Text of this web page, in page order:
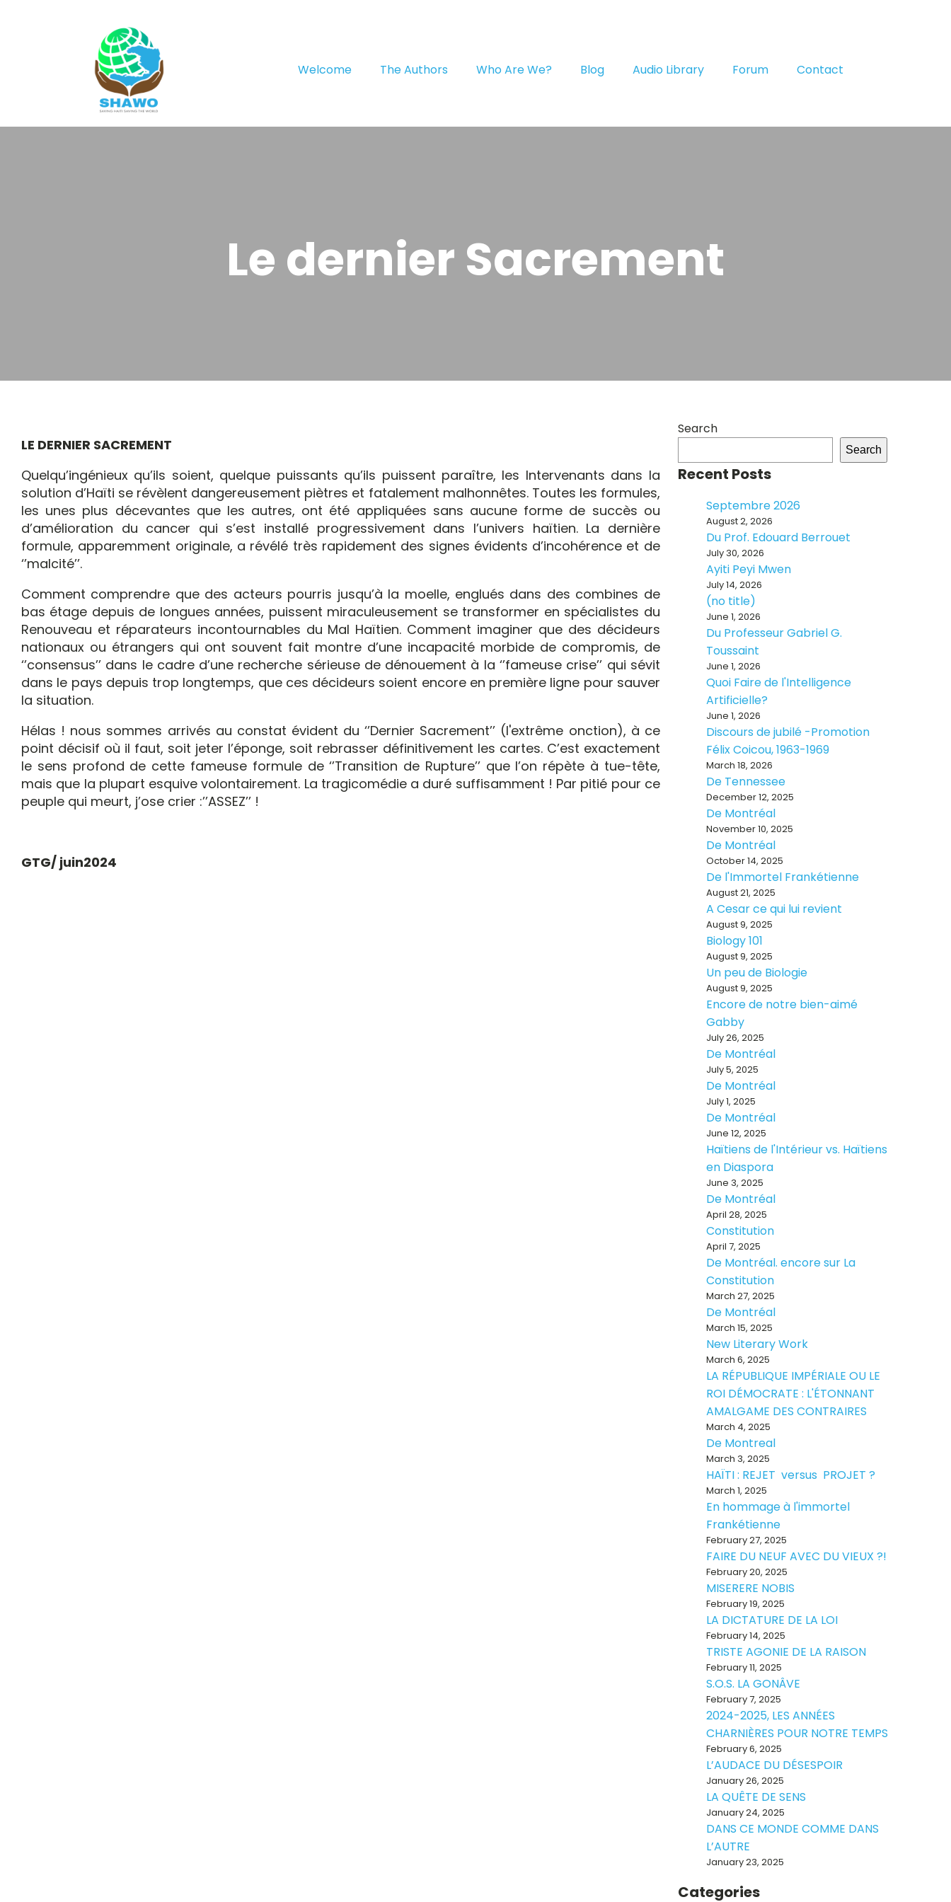
Welcome The Authors Who Are We? Blog Audio Library Forum Contact
Le dernier Sacrement
LE DERNIER SACREMENT
Quelqu’ingénieux qu’ils soient, quelque puissants qu’ils puissent paraître, les Intervenants dans la
solution d’Haïti se révèlent dangereusement piètres et fatalement malhonnêtes. Toutes les formules,
les unes plus décevantes que les autres, ont été appliquées sans aucune forme de succès ou
d’amélioration du cancer qui s’est installé progressivement dans l’univers haïtien. La dernière
formule, apparemment originale, a révélé très rapidement des signes évidents d’incohérence et de
‘’malcité’’.
Comment comprendre que des acteurs pourris jusqu’à la moelle, englués dans des combines de
bas étage depuis de longues années, puissent miraculeusement se transformer en spécialistes du
Renouveau et réparateurs incontournables du Mal Haïtien. Comment imaginer que des décideurs
nationaux ou étrangers qui ont souvent fait montre d’une incapacité morbide de compromis, de
‘’consensus’’ dans le cadre d’une recherche sérieuse de dénouement à la ‘’fameuse crise’’ qui sévit
dans le pays depuis trop longtemps, que ces décideurs soient encore en première ligne pour sauver
la situation.
Hélas ! nous sommes arrivés au constat évident du ‘’Dernier Sacrement’’ (l'extrême onction), à ce
point décisif où il faut, soit jeter l’éponge, soit rebrasser définitivement les cartes. C’est exactement
le sens profond de cette fameuse formule de ‘’Transition de Rupture’’ que l’on répète à tue-tête,
mais que la plupart esquive volontairement. La tragicomédie a duré suffisamment ! Par pitié pour ce
peuple qui meurt, j’ose crier :’’ASSEZ’’ !
GTG/ juin2024
Search
Search
Recent Posts
Septembre 2026
August 2, 2026
Du Prof. Edouard Berrouet
July 30, 2026
Ayiti Peyi Mwen
July 14, 2026
(no title)
June 1, 2026
Du Professeur Gabriel G.
Toussaint
June 1, 2026
Quoi Faire de l'Intelligence
Artificielle?
June 1, 2026
Discours de jubilé -Promotion
Félix Coicou, 1963-1969
March 18, 2026
De Tennessee
December 12, 2025
De Montréal
November 10, 2025
De Montréal
October 14, 2025
De l'Immortel Frankétienne
August 21, 2025
A Cesar ce qui lui revient
August 9, 2025
Biology 101
August 9, 2025
Un peu de Biologie
August 9, 2025
Encore de notre bien-aimé
Gabby
July 26, 2025
De Montréal
July 5, 2025
De Montréal
July 1, 2025
De Montréal
June 12, 2025
Haïtiens de l'Intérieur vs. Haïtiens
en Diaspora
June 3, 2025
De Montréal
April 28, 2025
Constitution
April 7, 2025
De Montréal. encore sur La
Constitution
March 27, 2025
De Montréal
March 15, 2025
New Literary Work
March 6, 2025
LA RÉPUBLIQUE IMPÉRIALE OU LE
ROI DÉMOCRATE : L'ÉTONNANT
AMALGAME DES CONTRAIRES
March 4, 2025
De Montreal
March 3, 2025
HAÏTI : REJET versus PROJET ?
March 1, 2025
En hommage à l'immortel
Frankétienne
February 27, 2025
FAIRE DU NEUF AVEC DU VIEUX ?!
February 20, 2025
MISERERE NOBIS
February 19, 2025
LA DICTATURE DE LA LOI
February 14, 2025
TRISTE AGONIE DE LA RAISON
February 11, 2025
S.O.S. LA GONÂVE
February 7, 2025
2024-2025, LES ANNÉES
CHARNIÈRES POUR NOTRE TEMPS
February 6, 2025
L’AUDACE DU DÉSESPOIR
January 26, 2025
LA QUÊTE DE SENS
January 24, 2025
DANS CE MONDE COMME DANS
L’AUTRE
January 23, 2025
Categories